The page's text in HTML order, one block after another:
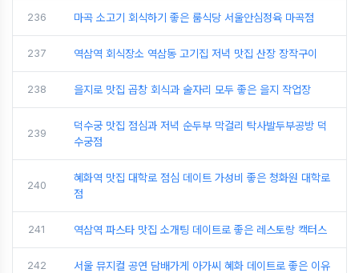
236 마곡 소고기 회식하기 좋은 룸식당 서울안심정육 마곡점
237 역삼역 회식장소 역삼동 고기집 저녁 맛집 산장 장작구이
238 을지로 맛집 곱창 회식과 술자리 모두 좋은 을지 작업장
239
덕수궁 맛집 점심과 저녁 순두부 막걸리 탁사발두부공방 덕
수궁점
240
혜화역 맛집 대학로 점심 데이트 가성비 좋은 청화원 대학로
점
241 역삼역 파스타 맛집 소개팅 데이트로 좋은 레스토랑 캑터스
242 서울 뮤지컬 공연 담배가게 아가씨 혜화 데이트로 좋은 이유